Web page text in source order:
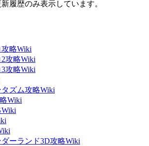
履歴のみ表示しています。
略Wiki
攻略Wiki
攻略Wiki
ズム攻略Wiki
Wiki
ーランド3D攻略Wiki